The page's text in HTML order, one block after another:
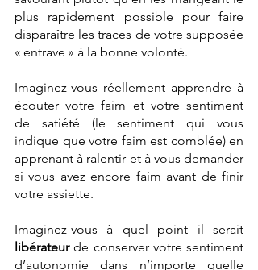
plus rapidement possible pour faire
disparaître les traces de votre supposée
« entrave » à la bonne volonté.
Imaginez-vous réellement apprendre à
écouter votre faim et votre sentiment
de satiété (le sentiment qui vous
indique que votre faim est comblée) en
apprenant à ralentir et à vous demander
si vous avez encore faim avant de finir
votre assiette.
libérateur de conserver votre sentiment
d’autonomie dans n’importe quelle